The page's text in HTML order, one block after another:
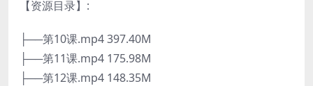
【资源目录】:
├──第10课.mp4 397.40M
├──第11课.mp4 175.98M
├──第12课.mp4 148.35M